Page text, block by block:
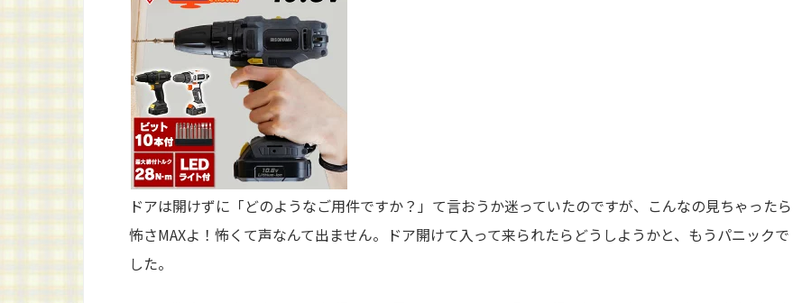
ドアは開けずに「どのようなご用件ですか？」て言おうか迷っていたのですが、こんなの見ちゃったら
怖さMAXよ！怖くて声なんて出ません。ドア開けて入って来られたらどうしようかと、もうパニックで
した。